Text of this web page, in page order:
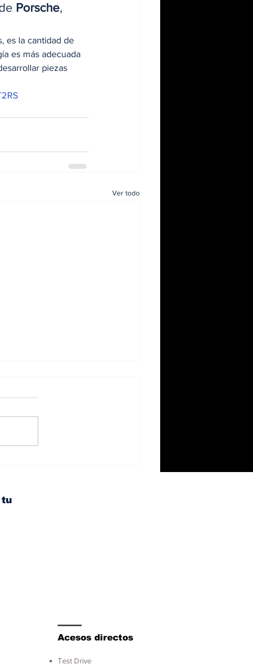
Porsche,
es la cantidad de
es más adecuada
piezas
Ver todo
Acesos directos
Test Drive